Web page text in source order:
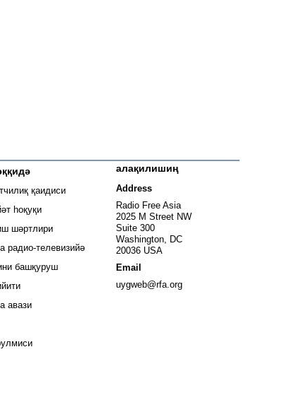
қаидиси
һоқуқи
шәртлири
радио-телевизийә
башқуруш
авази
алақилишиң
Address
Radio Free Asia
2025 M Street NW
Suite 300
Washington, DC
20036 USA
Email
uygweb@rfa.org